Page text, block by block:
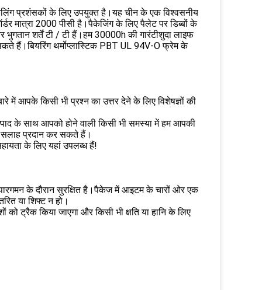
प्रशंसकों के लिए उपयुक्त है।यह चीन के एक विश्वसनीय
मात्रा 2000 पीसी है।पैकेजिंग के लिए पैलेट पर डिब्बों के
शर्तें टी / टी हैं।हम 30000h की गारंटीशुदा लाइफ
हैं।बियरिंग थर्मोप्लास्टिक PBT UL 94V-O फ्रेम के
में आपके किसी भी प्रश्न का उत्तर देने के लिए विशेषज्ञों की
के साथ आपको होने वाली किसी भी समस्या में हम आपकी
प्रदान कर सकते हैं।
के लिए यहां उपलब्ध हैं!
के दौरान सुरक्षित है।पैकेज में आइटम के चारों ओर एक
या शिफ्ट न हो।
ट्रैक किया जाएगा और किसी भी क्षति या हानि के लिए